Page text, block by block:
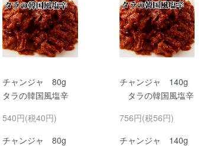
チャンジャ 80g
タラの韓国風塩辛
540円(税40円)
チャンジャ 80g
チャンジャ 140g
タラの韓国風塩辛
756円(税56円)
チャンジャ 140g